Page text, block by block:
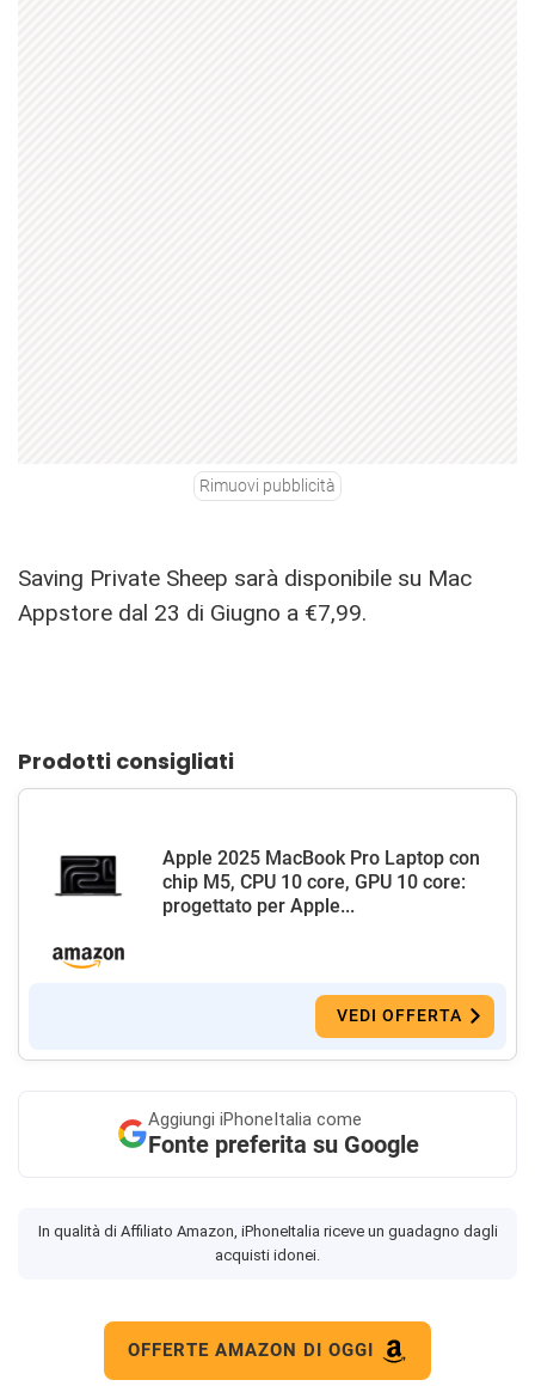
Rimuovi pubblicità
Saving Private Sheep sarà disponibile su Mac
Appstore dal 23 di Giugno a €7,99.
Prodotti consigliati
Apple 2025 MacBook Pro Laptop con
chip M5, CPU 10 core, GPU 10 core:
progettato per Apple...
VEDI OFFERTA
Aggiungi iPhoneItalia come
Fonte preferita su Google
In qualità di Affiliato Amazon, iPhoneItalia riceve un guadagno dagli
acquisti idonei.
OFFERTE AMAZON DI OGGI